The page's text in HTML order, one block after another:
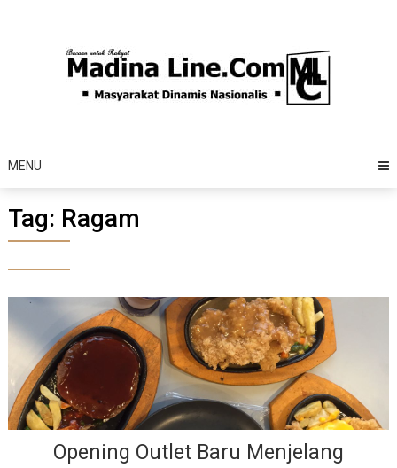
MENU
Tag: Ragam
Opening Outlet Baru Menjelang